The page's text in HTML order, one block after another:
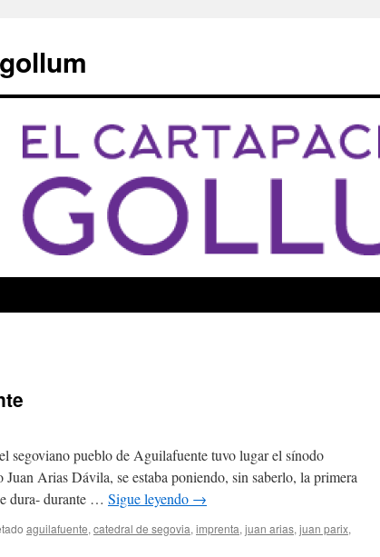
segoviano pueblo de Aguilafuente tuvo lugar el sínodo
Arias Dávila, se estaba poniendo, sin saberlo, la primera
dura- durante … Sigue leyendo →
aguilafuente, catedral de segovia, imprenta, juan arias, juan parix,